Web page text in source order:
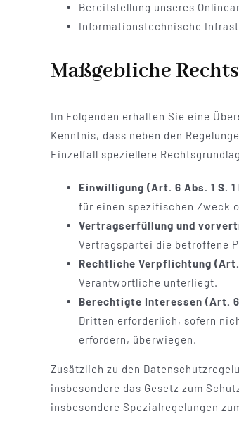
Bereitstellung unseres
Informationstechnische
Maßgebliche
Im Folgenden erhalten Sie eine
Kenntnis, dass neben den
Einzelfall speziellere
Einwilligung (Art. 6 Abs. 1 S. 1
für einen spezifischen Zweck
Vertragserfüllung und
Vertragspartei die betroffene
Rechtliche Verpflichtung (Art.
Verantwortliche unterliegt.
Berechtigte Interessen (Art. 6
Dritten erforderlich, sofern
erfordern, überwiegen.
Zusätzlich zu den
insbesondere das Gesetz zum
insbesondere Spezialregelungen